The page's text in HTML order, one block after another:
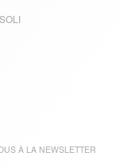
À LA NEWSLETTER